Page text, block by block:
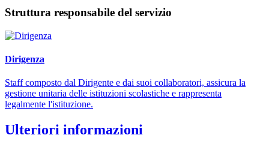
Struttura responsabile del servizio
Dirigenza
Staff composto dal Dirigente e dai suoi collaboratori, assicura la
gestione unitaria delle istituzioni scolastiche e rappresenta
legalmente l'istituzione.
Ulteriori informazioni